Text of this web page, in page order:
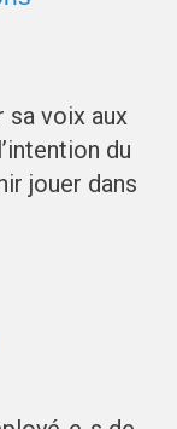
sa voix aux
du
jouer dans